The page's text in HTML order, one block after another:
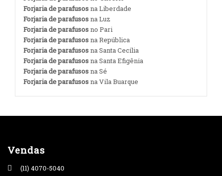
Forjaria de parafusosna Liberdade
Forjaria de parafusosna Luz
Forjaria de parafusosno Pari
Forjaria de parafusosna República
Forjaria de parafusosna Santa Cecília
Forjaria de parafusosna Santa Efigênia
Forjaria de parafusosna Sé
Forjaria de parafusosna Vila Buarque
Vendas
(11) 4070-5040